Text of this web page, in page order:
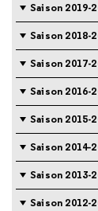
Saison 2019-
Saison 2018-
Saison 2017-
Saison 2016-
Saison 2015-
Saison 2014-
Saison 2013-
Saison 2012-